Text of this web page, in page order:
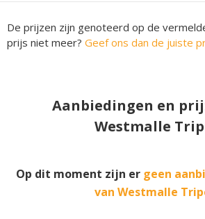
De prijzen zijn genoteerd op de
prijs niet meer? Geef ons dan de juiste
Aanbiedingen en
Westmalle
Op dit moment zijn er geen
van Westmalle